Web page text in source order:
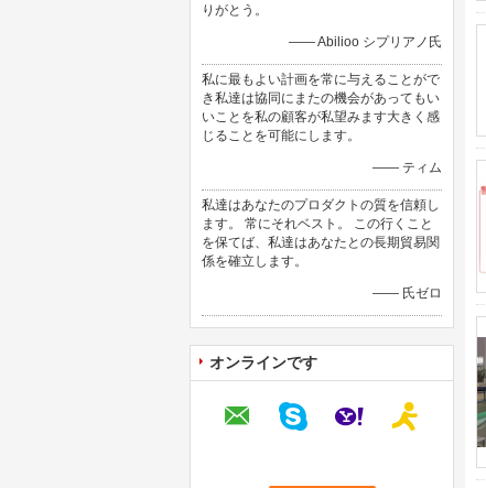
りがとう。
—— Abilioo シプリアノ氏
私に最もよい計画を常に与えることがで
き私達は協同にまたの機会があってもい
いことを私の顧客が私望みます大きく感
じることを可能にします。
—— ティム
私達はあなたのプロダクトの質を信頼し
ます。 常にそれベスト。 この行くこと
を保てば、私達はあなたとの長期貿易関
係を確立します。
—— 氏ゼロ
オンラインです